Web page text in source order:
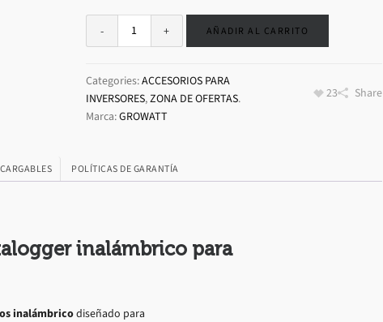
AÑADIR AL CARRITO
Categories:ACCESORIOS PARA
INVERSORES,ZONA DE OFERTAS. 23
Share
Marca:GROWATT
POLÍTICAS DE GARANTÍA
inalámbrico para
inalámbricodiseñado para